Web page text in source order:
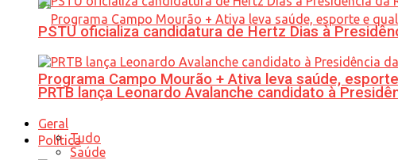
Programa Campo Mourão + Ativa leva saúde,
Política
PSTU oficializa candidatura de Hertz Dias à
PRTB lança Leonardo Avalanche candidato à
Geral
Tudo
Saúde